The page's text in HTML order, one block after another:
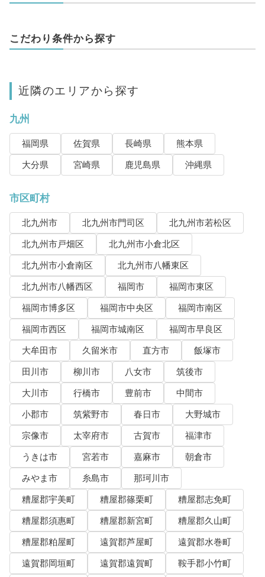
こだわり条件から探す
近隣のエリアから探す
九州
福岡県 佐賀県 長崎県
熊本県
大分県
宮崎県 鹿児島県 沖縄県
市区町村
北九州市 北九州市門司区
北九州市若松区
北九州市戸畑区
北九州市小倉北区
北九州市小倉南区
北九州市八幡東区
北九州市八幡西区
福岡市
福岡市東区
福岡市博多区
福岡市中央区
福岡市南区
福岡市西区
福岡市城南区
福岡市早良区
大牟田市
久留米市 直方市
飯塚市
田川市
柳川市 八女市
筑後市
大川市
行橋市 豊前市
中間市
小郡市
筑紫野市 春日市
大野城市
宗像市
太宰府市 古賀市
福津市
うきは市
宮若市 嘉麻市
朝倉市
みやま市
糸島市
那珂川市
糟屋郡宇美町
糟屋郡篠栗町
糟屋郡志免町
糟屋郡須惠町
糟屋郡新宮町
糟屋郡久山町
糟屋郡粕屋町
遠賀郡芦屋町
遠賀郡水巻町
遠賀郡岡垣町
遠賀郡遠賀町
鞍手郡小竹町